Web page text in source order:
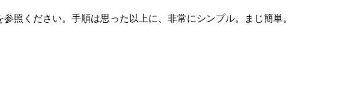
照ください。手順は思った以上に、非常にシンプル。まじ簡単。